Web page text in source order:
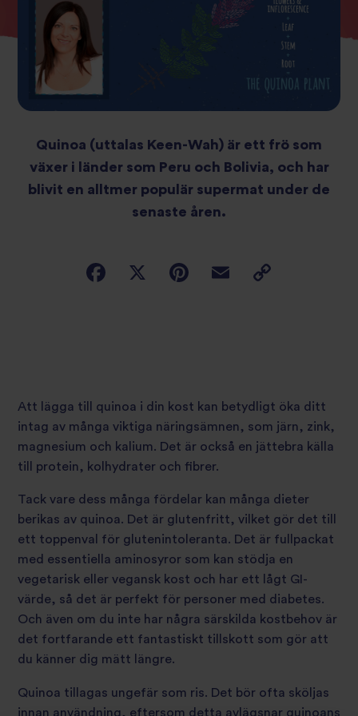
Quinoa (uttalas Keen-Wah) är ett frö som
växer i länder som Peru och Bolivia, och har
blivit en alltmer populär supermat under de
senaste åren.
Att lägga till quinoa i din kost kan betydligt öka ditt
intag av många viktiga näringsämnen, som järn, zink,
magnesium och kalium. Det är också en jättebra källa
till protein, kolhydrater och fibrer.
Tack vare dess många fördelar kan många dieter
berikas av quinoa. Det är glutenfritt, vilket gör det till
ett toppenval för glutenintoleranta. Det är fullpackat
med essentiella aminosyror som kan stödja en
vegetarisk eller vegansk kost och har ett lågt GI-
värde, så det är perfekt för personer med diabetes.
Och även om du inte har några särskilda kostbehov är
det fortfarande ett fantastiskt tillskott som gör att
du känner dig mätt längre.
Quinoa tillagas ungefär som ris. Det bör ofta sköljas
innan användning, eftersom detta avlägsnar quinoans